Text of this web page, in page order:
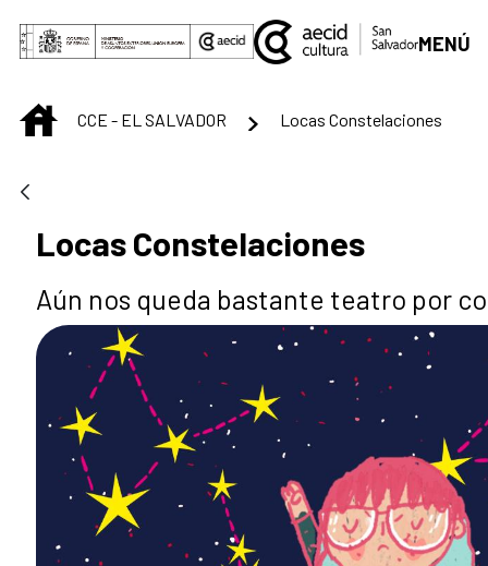
Saltar al contenido principal
MENÚ
INICIOCCE - EL SALVADOR Locas Constelaciones
Locas Constelaciones
Aún nos queda bastante teatro por